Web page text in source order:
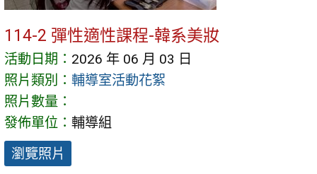
114-2 彈性適性課程-韓系美妝
活動日期： 2026 年 06 月 03 日
照片類別： 輔導室活動花絮
照片數量：
發佈單位： 輔導組
瀏覽照片